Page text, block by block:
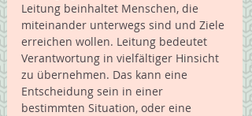
Leitung beinhaltet Menschen, die
miteinander unterwegs sind und Ziele
erreichen wollen. Leitung bedeutet
Verantwortung in vielfältiger Hinsicht
zu übernehmen. Das kann eine
Entscheidung sein in einer
bestimmten Situation, oder eine